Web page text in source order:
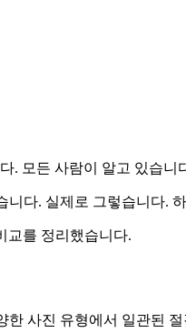
. 모든 사람이 알고 있습
다. 실제로 그렇습니다.
교를 정리했습니다.
한 사진 유형에서 일관된